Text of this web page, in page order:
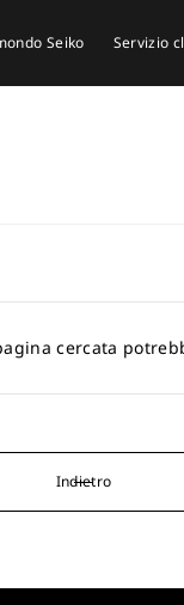
Seiko Servizio
cercata
Indietro